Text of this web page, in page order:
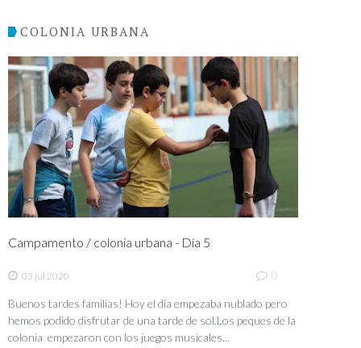
COLONIA URBANA
Campamento / colonia urbana - Día 5
03 jul 2020 0
Buenos tardes familias! Hoy el día empezaba nublado pero
hemos podido disfrutar de una tarde de sol.Los peques de la
colonia empezaron con los juegos musicales...